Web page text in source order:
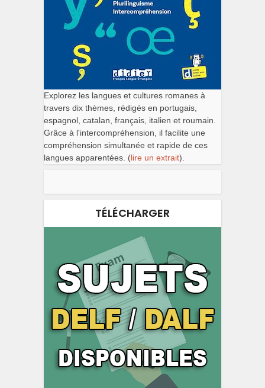
Explorez les langues et cultures romanes à
travers dix thèmes, rédigés en portugais,
espagnol, catalan, français, italien et roumain.
Grâce à l'intercompréhension, il facilite une
compréhension simultanée et rapide de ces
langues apparentées. (lire un extrait).
TÉLÉCHARGER